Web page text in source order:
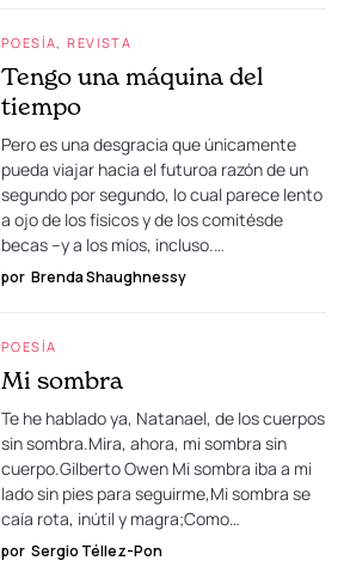
POESÍA REVISTA
Tengo una máquina del
tiempo
Pero es una desgracia que únicamente
pueda viajar hacia el futuroa razón de un
segundo por segundo, lo cual parece lento
a ojo de los físicos y de los comitésde
becas –y a los míos, incluso.…
por Brenda Shaughnessy
POESÍA
Mi sombra
Te he hablado ya, Natanael, de los cuerpos
sin sombra.Mira, ahora, mi sombra sin
cuerpo.Gilberto Owen Mi sombra iba a mi
lado sin pies para seguirme,Mi sombra se
caía rota, inútil y magra;Como…
por Sergio Téllez-Pon